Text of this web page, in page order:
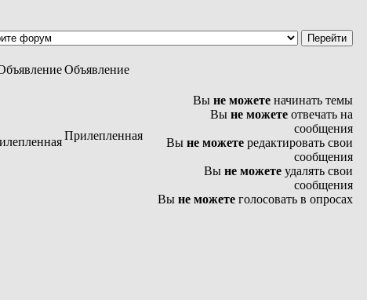
Объявление
Прилепленная
Вы не можете начинать темы
Вы не можете отвечать на
сообщения
Вы не можете редактировать свои
сообщения
Вы не можете удалять свои
сообщения
Вы не можете голосовать в опросах